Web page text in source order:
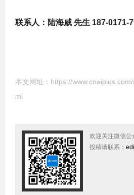
联系人：陆海威 先生 187-0171-
本文网址： https://
ml
欢迎关注微信公
投稿请联系：